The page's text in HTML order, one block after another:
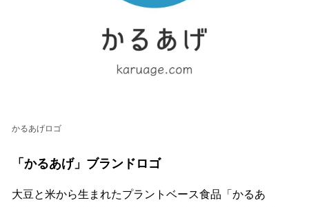
かるあげロゴ
「かるあげ」ブランドロゴ
大豆と米から生まれたプラントベース食品「かるあ